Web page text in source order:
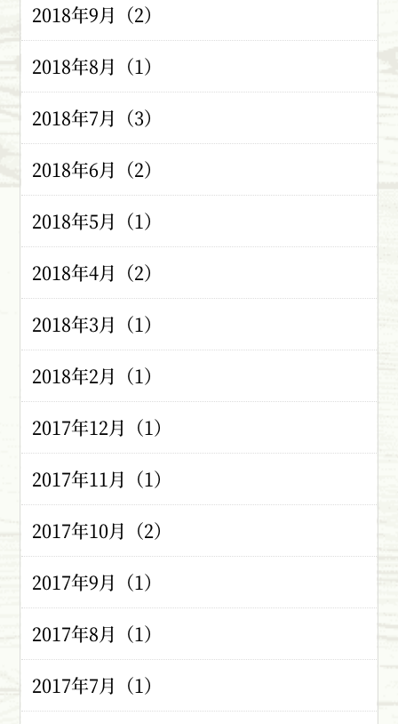
2018年9月（2）
2018年8月（1）
2018年7月（3）
2018年6月（2）
2018年5月（1）
2018年4月（2）
2018年3月（1）
2018年2月（1）
2017年12月（1）
2017年11月（1）
2017年10月（2）
2017年9月（1）
2017年8月（1）
2017年7月（1）